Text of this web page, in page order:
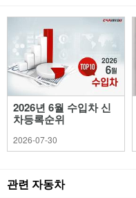
2026년 6월 수입차 신
차등록순위
2026-07-30
관련 자동차